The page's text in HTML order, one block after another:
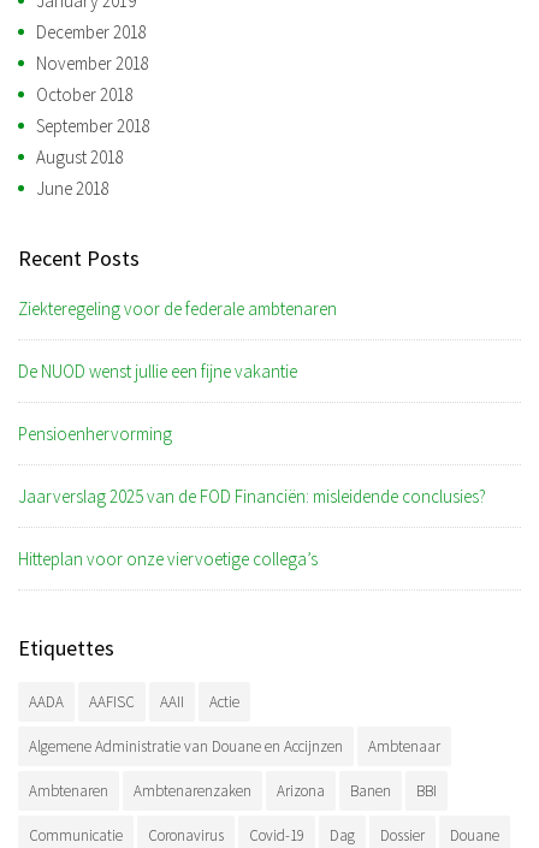
December 2018
November 2018
October 2018
September 2018
August 2018
June 2018
Recent Posts
Ziekteregeling voor de federale ambtenaren
De NUOD wenst jullie een fijne vakantie
Pensioenhervorming
Jaarverslag 2025 van de FOD Financiën: misleidende conclusies?
Hitteplan voor onze viervoetige collega’s
Etiquettes
AADA AAFISC AAII Actie
Algemene Administratie van Douane en Accijnzen Ambtenaar
Ambtenaren Ambtenarenzaken Arizona Banen BBI
Communicatie Coronavirus Covid-19 Dag Dossier Douane